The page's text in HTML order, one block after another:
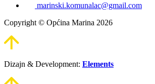
marinski.komunalac@gmail.com
Copyright © Općina Marina 2026
Dizajn & Development: Elements